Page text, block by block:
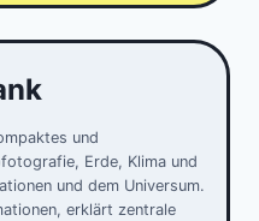
und
Erde, Klima und
und dem Universum.
erklärt zentrale